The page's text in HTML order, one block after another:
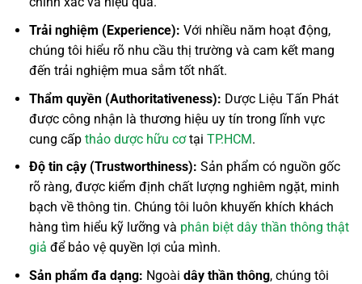
Trải nghiệm (Experience): Với nhiều năm hoạt động,
chúng tôi hiểu rõ nhu cầu thị trường và cam kết mang
đến trải nghiệm mua sắm tốt nhất.
Thẩm quyền (Authoritativeness): Dược Liệu Tấn Phát
được công nhận là thương hiệu uy tín trong lĩnh vực
cung cấp thảo dược hữu cơtại TP.HCM.
Độ tin cậy (Trustworthiness): Sản phẩm có nguồn gốc
rõ ràng, được kiểm định chất lượng nghiêm ngặt, minh
bạch về thông tin. Chúng tôi luôn khuyến khích khách
hàng tìm hiểu kỹ lưỡng và phân biệt dây thần thông thật
giả để bảo vệ quyền lợi của mình.
Sản phẩm đa dạng: Ngoài dây thần thông, chúng tôi